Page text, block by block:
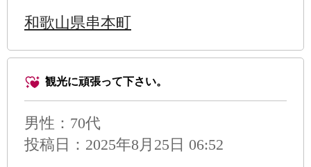
和歌山県串本町
観光に頑張って下さい。
男性 ：70代
投稿日：2025年8月25日 06:52